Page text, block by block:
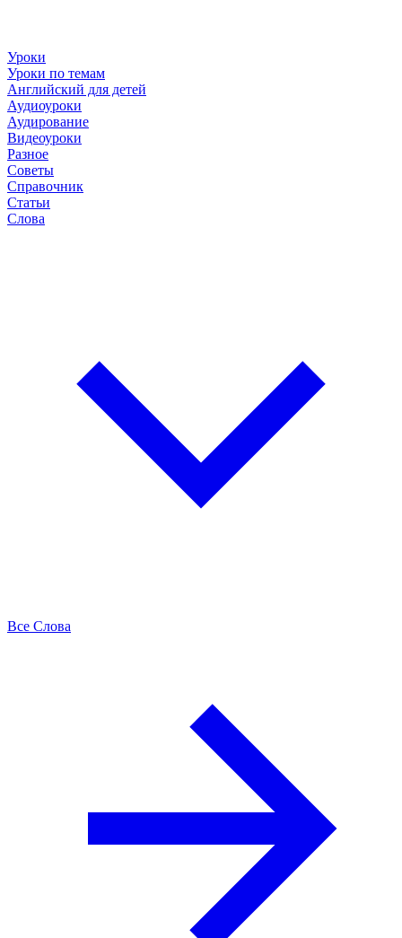
Уроки
Уроки по темам
Английский для детей
Аудиоуроки
Аудирование
Видеоуроки
Разное
Советы
Справочник
Статьи
Слова
Все Слова